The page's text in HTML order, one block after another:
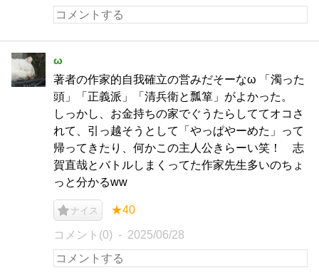
ω
著者の作家的自我確立の営みだそーなω 「濁った
頭」「正義派」「清兵衛と瓢箪」がよかった。
しっかし、お金持ちの家でぐうたらしててオコさ
れて、引っ越そうとして「やっぱやーめた」って
帰ってきたり、何かこの主人公きらーい笑！ 志
賀直哉とバトルしまくってた作家先生多いのちょ
っと分かるww
ナイス ★40
コメント(0) 2025/06/28